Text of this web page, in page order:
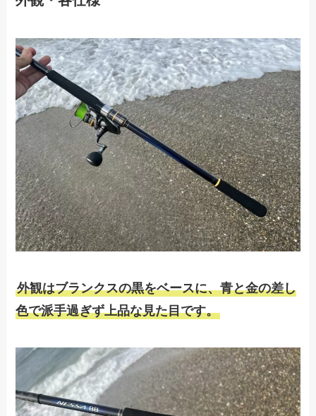
外観はブランクスの黒をベースに、青と金の差し
色で派手過ぎず上品な見た目です。